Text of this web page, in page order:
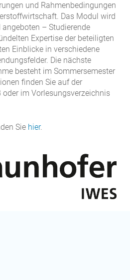
und Rahmenbedingungen
Das Modul wird
– Studierende
Expertise der beteiligten
Einblicke in verschiedene
Die nächste
besteht im Sommersemester
finden Sie auf der
oder im Vorlesungsverzeichnis
Sie hier.